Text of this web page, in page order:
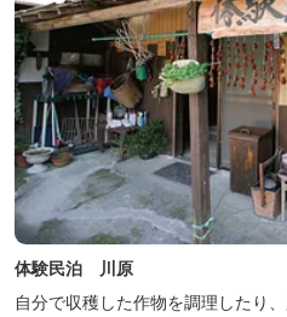
体験民泊 川原
自分で収穫した作物を調理したり